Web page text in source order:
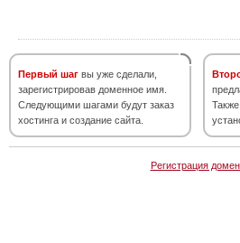
Первый шаг вы уже сделали,
зарегистрировав доменное имя.
Следующими шагами будут заказ
хостинга и создание сайта.
Регистрация